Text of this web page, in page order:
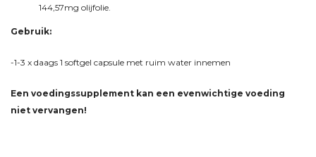
144,57mg olijfolie.
Gebruik:
-1-3 x daags 1 softgel capsule met ruim water innemen
Een voedingssupplement kan een evenwichtige voeding
niet vervangen!